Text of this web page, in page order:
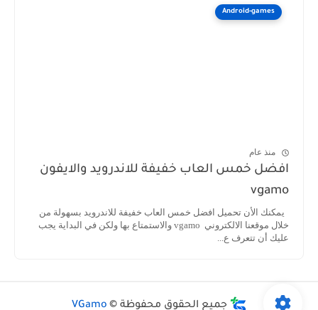
Android-games
منذ عام
افضل خمس العاب خفيفة للاندرويد والايفون
vgamo
يمكنك الأن تحميل افضل خمس العاب خفيفة للاندرويد بسهولة من
خلال موقعنا الالكتروني vgamo والاستمتاع بها ولكن في البداية يجب
عليك أن تتعرف ع...
جميع الحقوق محفوظة © VGamo